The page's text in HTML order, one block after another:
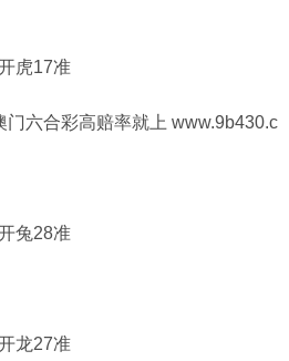
虎17准
门六合彩高赔率就上 www.9b430.c
兔28准
龙27准